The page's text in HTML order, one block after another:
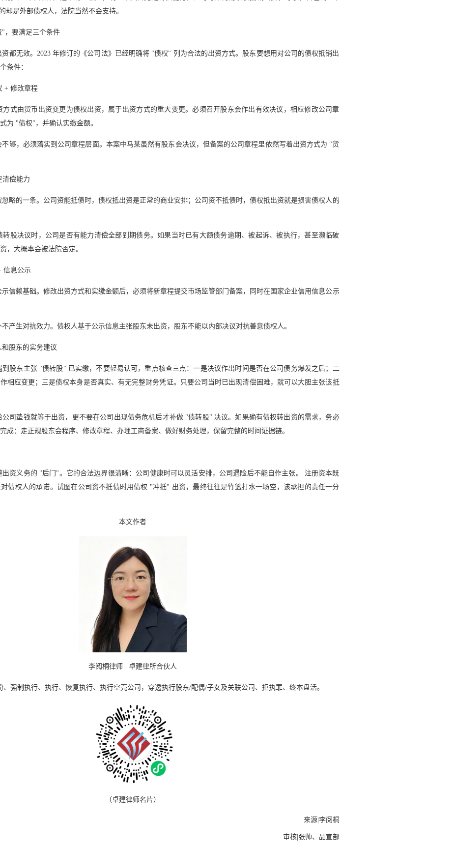
却是外部债权人，法院当然不会支持。
，要满足三个条件
资都无效。2023 年修订的《公司法》已经明确将 "债权" 列为合法的出资方式。股东要想用对公司的债权抵销出
条件：
+ 修改章程
方式由货币出资变更为债权出资，属于出资方式的重大变更。必须召开股东会作出有效决议，相应修改公司章
为 "债权"，并确认实缴金额。
不够，必须落实到公司章程层面。本案中马某虽然有股东会决议，但备案的公司章程里依然写着出资方式为 "货
清偿能力
略的一条。公司资能抵债时，债权抵出资是正常的商业安排；公司资不抵债时，债权抵出资就是损害债权人的
转股决议时，公司是否有能力清偿全部到期债务。如果当时已有大额债务逾期、被起诉、被执行，甚至濒临破
，大概率会被法院否定。
信息公示
信赖基础。修改出资方式和实缴金额后，必须将新章程提交市场监管部门备案，同时在国家企业信用信息公示
产生对抗效力。债权人基于公示信息主张股东未出资，股东不能以内部决议对抗善意债权人。
股东的实务建议
到股东主张 "债转股" 已实缴，不要轻易认可，重点核查三点：一是决议作出时间是否在公司债务爆发之后；二
相应变更；三是债权本身是否真实、有无完整财务凭证。只要公司当时已出现清偿困难，就可以大胆主张该抵
公司垫钱就等于出资，更不要在公司出现债务危机后才补做 "债转股" 决议。如果确有债权转出资的需求，务必
成：走正规股东会程序、修改章程、办理工商备案、做好财务处理，保留完整的时间证据链。
出资义务的 "后门"。它的合法边界很清晰：公司健康时可以灵活安排，公司遇险后不能自作主张。 注册资本既
债权人的承诺。试图在公司资不抵债时用债权 "冲抵" 出资，最终往往是竹篮打水一场空，该承担的责任一分
本文作者
李阅桐律师 卓建律所合伙人
、强制执行、执行、恢复执行、执行空壳公司，穿透执行股东/配偶/子女及关联公司、拒执罪、终本盘活。
（卓建律师名片）
来源|李阅桐
审核|张帅、品宣部